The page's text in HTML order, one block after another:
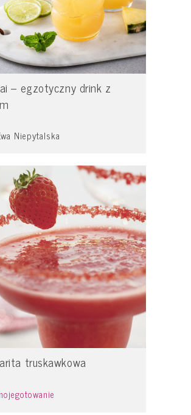
– egzotyczny drink z
Niepytalska
truskawkowa